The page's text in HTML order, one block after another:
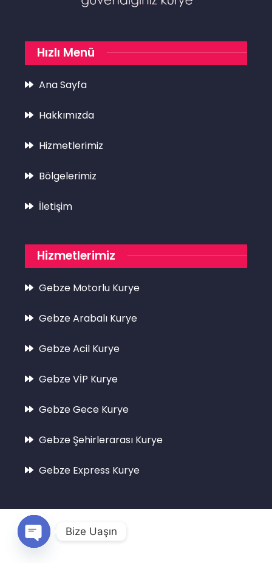
Hızlı Menü
Ana Sayfa
Hakkımızda
Hizmetlerimiz
Bölgelerimiz
İletişim
Hizmetlerimiz
Gebze Motorlu Kurye
Gebze Arabalı Kurye
Gebze Acil Kurye
Gebze VİP Kurye
Gebze Gece Kurye
Gebze Şehirlerarası Kurye
Gebze Express Kurye
© Tüm hakları saklıdır |
Bize Uaşın